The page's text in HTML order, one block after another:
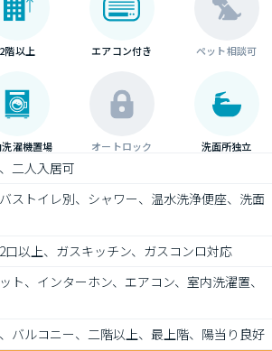
2階以上 エアコン付き ペット相談可
洗濯機置場 オートロック 洗面所独立
二人入居可
ストイレ別、シャワー、温水洗浄便座、洗面
口以上、ガスキッチン、ガスコンロ対応
ト、インターホン、エアコン、室内洗濯置、
バルコニー、二階以上、最上階、陽当り良好